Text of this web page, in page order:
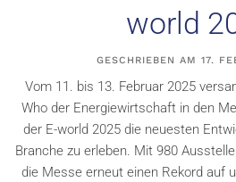
world
GESCHRIEBEN AM 17.
Vom 11. bis 13. Februar 2025
Who der Energiewirtschaft in den
der E-world 2025 die neuesten
Branche zu erleben. Mit 980
die Messe erneut einen Rekord auf